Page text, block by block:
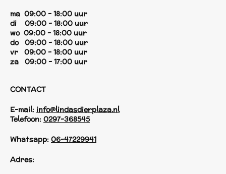
ma 09:00 - 18:00 uur
di 09:00 - 18:00 uur
wo 09:00 - 18:00 uur
do 09:00 - 18:00 uur
vr 09:00 - 18:00 uur
za 09:00 - 17:00 uur
CONTACT
E-mail: info@lindasdierplaza.nl
Telefoon: 0297-368545
Whatsapp: 06-47229941
Adres: